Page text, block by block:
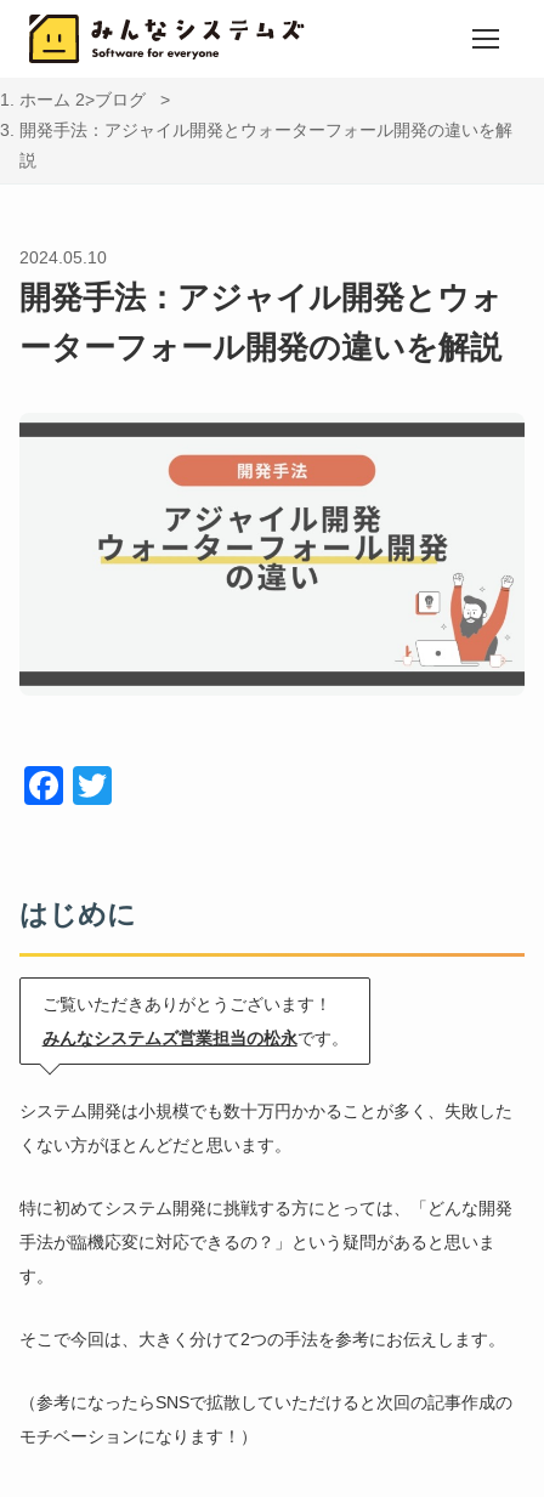
ホーム
ブログ
開発手法：アジャイル開発とウォーターフォール開発の違いを解
説
2024.05.10
開発手法：アジャイル開発とウォ
ーターフォール開発の違いを解説
Face
はじめに
ご覧いただきありがとうございます！
みんなシステムズ営業担当の松永です。
システム開発は小規模でも数十万円かかることが多く、失敗した
くない方がほとんどだと思います。
特に初めてシステム開発に挑戦する方にとっては、「どんな開発
手法が臨機応変に対応できるの？」という疑問があると思いま
す。
そこで今回は、大きく分けて2つの手法を参考にお伝えします。
（参考になったらSNSで拡散していただけると次回の記事作成の
モチベーションになります！）